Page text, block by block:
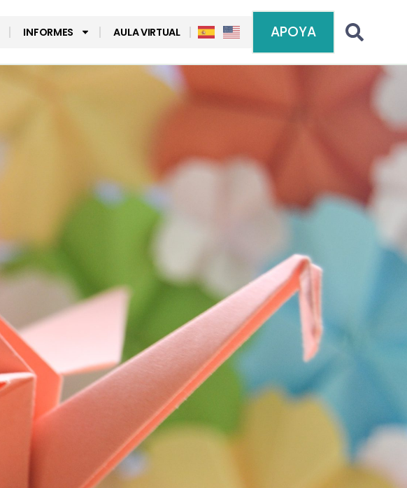
INFORMES AULA VIRTUAL APOYA